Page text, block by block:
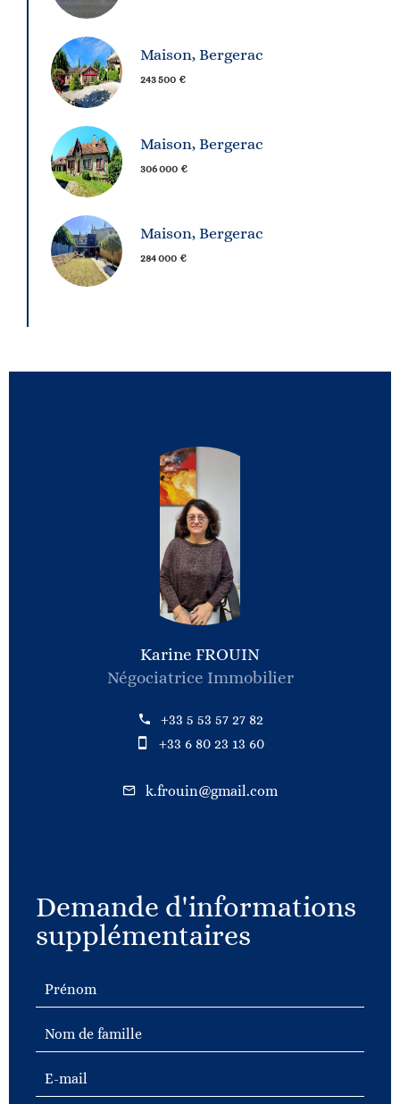
Maison, Bergerac
243 500 €
Maison, Bergerac
306 000 €
Maison, Bergerac
284 000 €
Karine FROUIN
Négociatrice Immobilier
+33 5 53 57 27 82
+33 6 80 23 13 60
k.frouin@gmail.com
Demande d'informations
supplémentaires